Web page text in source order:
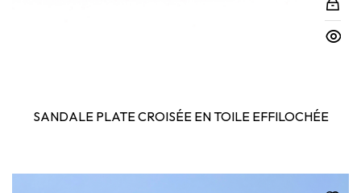
SANDALE PLATE CROISÉE EN TOILE EFFILOCHÉE